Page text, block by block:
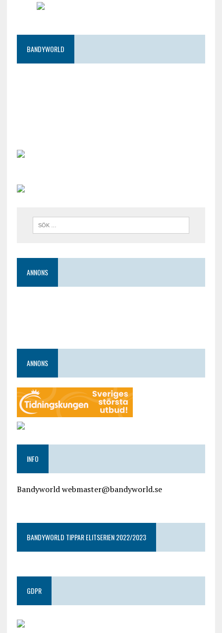
BANDYWORLD
ANNONS
ANNONS
INFO
Bandyworld webmaster@bandyworld.se
BANDYWORLD TIPPAR ELITSERIEN 2022/2023
GDPR